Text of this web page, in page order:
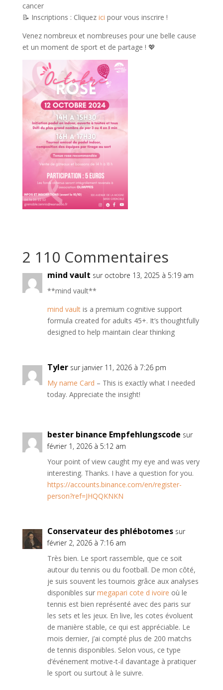
cancer
📝 Inscriptions : Cliquez ici pour vous inscrire !
Venez nombreux et nombreuses pour une belle cause
et un moment de sport et de partage ! 💖
2 110 Commentaires
mind vault sur octobre 13, 2025 à 5:19 am
**mind vault**
mind vaultis a premium cognitive support
formula created for adults 45+. It’s thoughtfully
designed to help maintain clear thinking
Tyler sur janvier 11, 2026 à 7:26 pm
My name Card – This is exactly what I needed
today. Appreciate the insight!
bester binance Empfehlungscode sur
février 1, 2026 à 5:12 am
Your point of view caught my eye and was very
interesting. Thanks. I have a question for you.
https://accounts.binance.com/en/register-
person?ref=JHQQKNKN
Conservateur des phlébotomes sur
février 2, 2026 à 7:16 am
Très bien. Le sport rassemble, que ce soit
autour du tennis ou du football. De mon côté,
je suis souvent les tournois grâce aux analyses
disponibles sur megapari cote d ivoire où le
tennis est bien représenté avec des paris sur
les sets et les jeux. En live, les cotes évoluent
de manière stable, ce qui est appréciable. Le
mois dernier, j’ai compté plus de 200 matchs
de tennis disponibles. Selon vous, ce type
d’événement motive-t-il davantage à pratiquer
le sport ou surtout à le suivre.